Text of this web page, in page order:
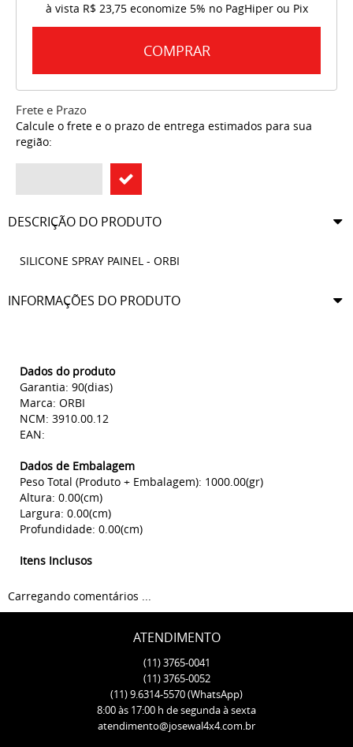
à vista R$ 23,75economize 5% no PagHiper ou Pix
COMPRAR
Frete e Prazo
Calcule o frete e o prazo de entrega estimados para sua
região:
DESCRIÇÃO DO PRODUTO
SILICONE SPRAY PAINEL - ORBI
INFORMAÇÕES DO PRODUTO
Dados do produto
Garantia: 90(dias)
Marca: ORBI
NCM: 3910.00.12
EAN:
Dados de Embalagem
Peso Total (Produto + Embalagem): 1000.00(gr)
Altura: 0.00(cm)
Largura: 0.00(cm)
Profundidade: 0.00(cm)
Itens Inclusos
Carregando comentários ...
ATENDIMENTO
(11)3765-0041
(11)3765-0052
(11)9.6314-5570(WhatsApp)
8:00 às 17:00 h de segunda à sexta
atendimento@josewal4x4.com.br